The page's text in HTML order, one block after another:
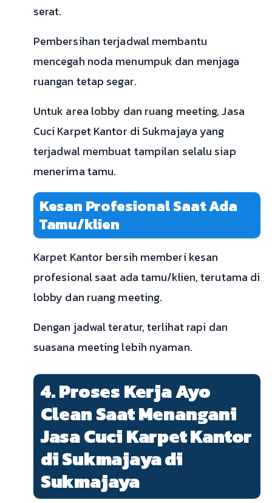
serat.
Pembersihan terjadwal membantu
mencegah noda menumpuk dan menjaga
ruangan tetap segar.
Untuk area lobby dan ruang meeting, Jasa
Cuci Karpet Kantor di Sukmajaya yang
terjadwal membuat tampilan selalu siap
menerima tamu.
Kesan Profesional Saat Ada
Tamu/klien
Karpet Kantor bersih memberi kesan
profesional saat ada tamu/klien, terutama di
lobby dan ruang meeting.
Dengan jadwal teratur, terlihat rapi dan
suasana meeting lebih nyaman.
4. Proses Kerja Ayo
Clean Saat Menangani
Jasa Cuci Karpet Kantor
di Sukmajaya di
Sukmajaya